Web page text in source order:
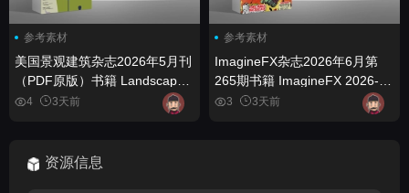
参考素材
美国景观建筑杂志2026年5月刊
（PDF原版）书籍 Landscape
Architecture Magazine USA -
May 2026 (True PDF) - book
4 3天前
参考素材
ImagineFX杂志2026年6月第
265期书籍 ImagineFX 2026-6-
265 - book
3 3天前
资源信息